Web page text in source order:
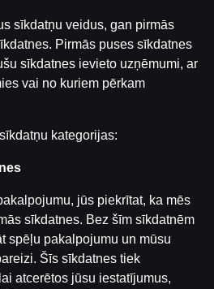
Kalnu | Pasaules Kauss 2026 Play-
14. jūl.
14. jūl.
14. jūl.
Gailītis kopā ar Ģenerāli
14. jūl.
sīkdatņu veidus, gan pirmās
Pirmās puses sīkdatnes
sīkdatnes ievieto uzņēmumi, ar
vai no kuriem pērkam
kategorijas:
jūs piekrītat, ka mēs
sīkdatnes. Bez šīm sīkdatnēm
spēļu pakalpojumu un mūsu
Šīs sīkdatnes tiek
atcerētos jūsu iestatījumus,